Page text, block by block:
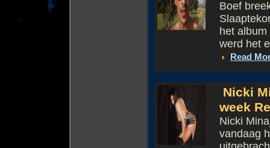
Boef
het
werd het
Read
Nicki
week
Nicki
vandaag